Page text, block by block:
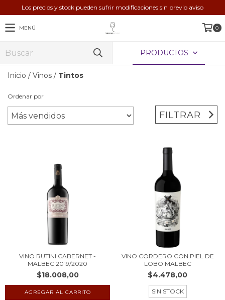
Los precios y stock pueden sufrir modificaciones sin previo aviso
MENÚ 0
PRODUCTOS
Inicio / Vinos / Tintos
Ordenar por
FILTRAR
VINO RUTINI CABERNET -
MALBEC 2019/2020
$18.008,00
VINO CORDERO CON PIEL DE
LOBO MALBEC
$4.478,00
SIN STOCK